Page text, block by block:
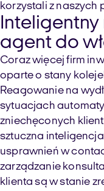
korzystali z naszych
Inteligentny
agent do
Coraz więcej firm
oparte o stany
Reagowanie na
sytuacjach
zniechęconych
sztuczna
usprawnień w
zarządzanie
klienta są w stanie